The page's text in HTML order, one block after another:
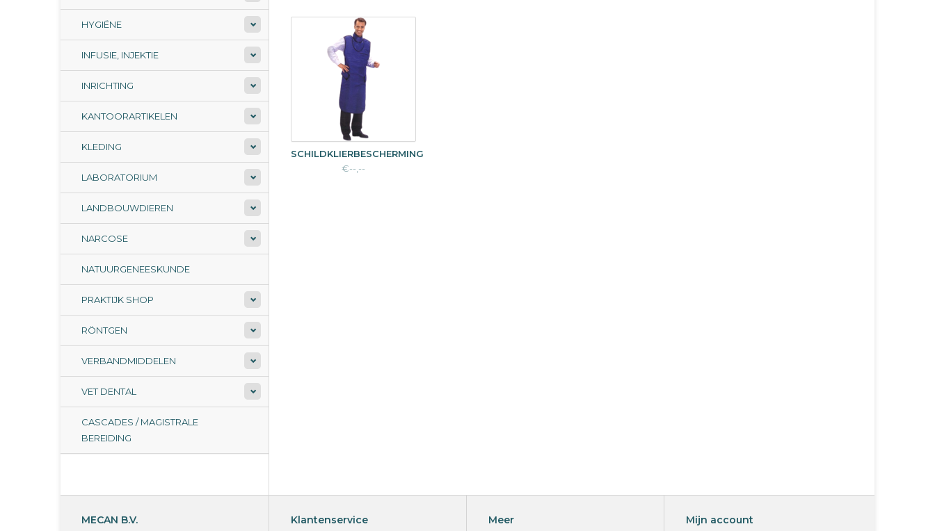
HYGIËNE
INFUSIE, INJEKTIE
INRICHTING
KANTOORARTIKELEN
KLEDING
LABORATORIUM
LANDBOUWDIEREN
NARCOSE
NATUURGENEESKUNDE
PRAKTIJK SHOP
RÖNTGEN
VERBANDMIDDELEN
VET DENTAL
CASCADES / MAGISTRALE
BEREIDING
SCHILDKLIERBESCHERMING
€--,--
MECAN B.V. Klantenservice Meer Mijn account